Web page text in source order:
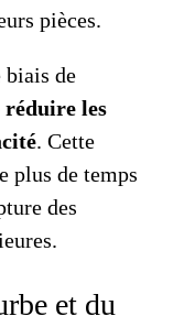
pièces.
biais de
réduire les
. Cette
plus de temps
des
et du